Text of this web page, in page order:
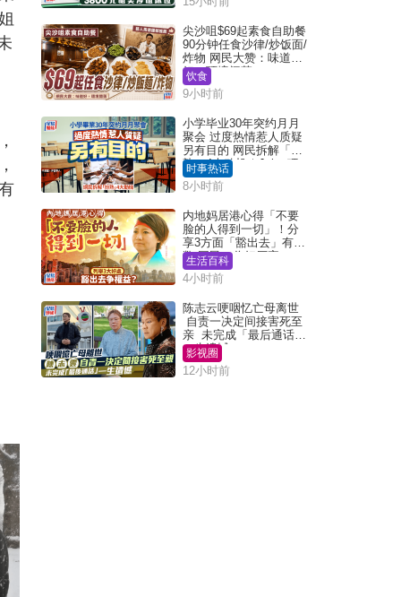
尖沙咀$69起素食自助餐
90分钟任食沙律/炒饭面/
炸物 网民大赞：味道
好，环境阔落
饮食
9小时前
小学毕业30年突约月月
聚会 过度热情惹人质疑
另有目的 网民拆解「扮
熟」4大动机｜Juicy叮
时事热话
8小时前
内地妈居港心得「不要
脸的人得到一切」！分
享3方面「豁出去」有著
数 网民：你好厉害
生活百科
4小时前
陈志云哽咽忆亡母离世
自责一决定间接害死至
亲 未完成「最后通话」
一生遗憾
影视圈
12小时前